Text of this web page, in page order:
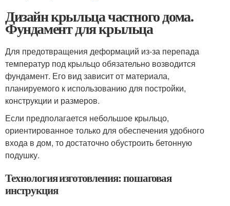
Дизайн крыльца частного дома.
Фундамент для крыльца
Для предотвращения деформаций из-за перепада
температур под крыльцо обязательно возводится
фундамент. Его вид зависит от материала,
планируемого к использованию для постройки,
конструкции и размеров.
Если предполагается небольшое крыльцо,
ориентированное только для обеспечения удобного
входа в дом, то достаточно обустроить бетонную
подушку.
Технология изготовления: пошаговая
инструкция